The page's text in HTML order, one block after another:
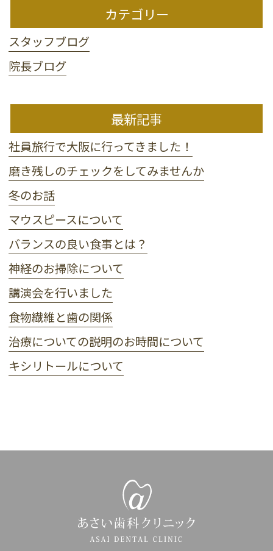
カテゴリー
スタッフブログ
院長ブログ
最新記事
社員旅行で大阪に行ってきました！
磨き残しのチェックをしてみませんか
冬のお話
マウスピースについて
バランスの良い食事とは？
神経のお掃除について
講演会を行いました
食物繊維と歯の関係
治療についての説明のお時間について
キシリトールについて